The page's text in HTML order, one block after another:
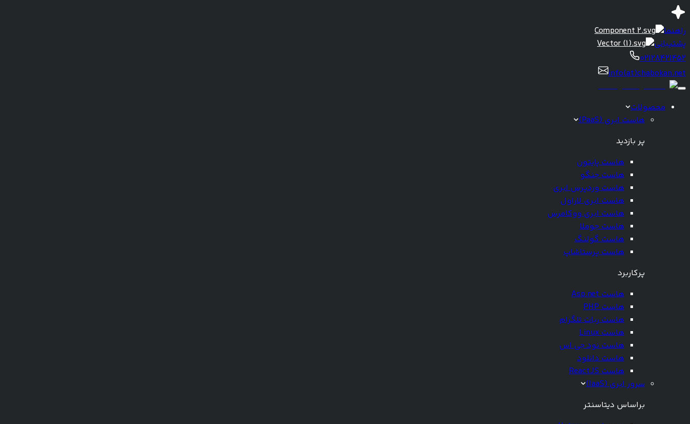
راهنما
پشتیبانی
02128421452
info(at)chabokan.net
محصولات
هاست ابری (PaaS)
پر بازدید
هاست پایتون
هاست جنگو
هاست وردپرس ابری
هاست ابری لاراول
هاست ابری ووکامرس
هاست جوملا
هاست گولنگ
هاست پرستاشاپ
پرکاربرد
هاست Asp.net
هاست PHP
هاست ربات تلگرام
هاست Linux
هاست نود جی اس
هاست دانلود
هاست ReactJS
سرور ابری (IaaS)
براساس دیتاسنتر